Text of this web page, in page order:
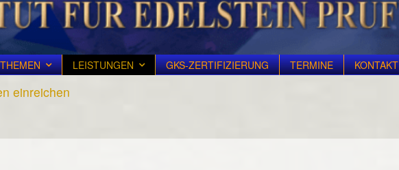
THEMEN LEISTUNGEN GKS-ZERTIFIZIERUNG TERMINE KONTAKT
einreichen